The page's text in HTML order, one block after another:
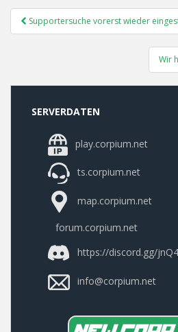
Post
Navigation
Supportersuche vorerst wieder
Wir
SERVERDATEN
play.corpium.net
ts.corpium.net
map.corpium.net
forum.corpium.net
https://discord.gg/
info@corpium.net